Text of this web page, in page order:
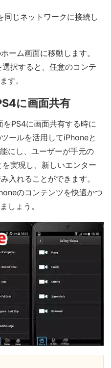
同じネットワークに接続し
ーム画面に移動します。
択すると、任意のコンテ
す。
に画面共有
をPS4に画面共有する時に
ールを活用してiPhoneと
にし、ユーザーが手元の
実現し、新しいエンター
入れることができます。
のコンテンツを快適かつ
しょう。